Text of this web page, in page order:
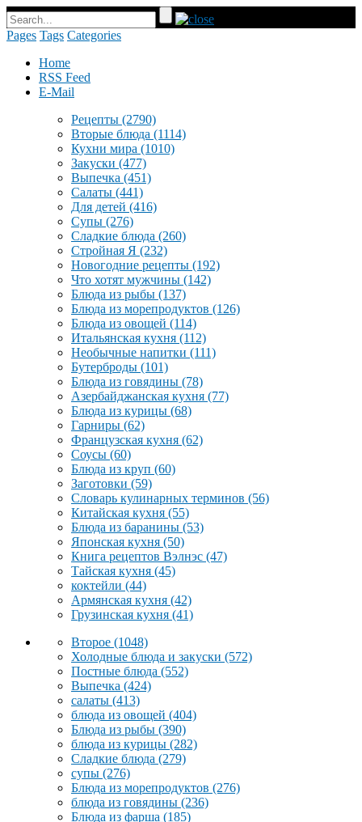
Pages Tags Categories
Home
RSS Feed
E-Mail
Рецепты (2790)
Вторые блюда (1114)
Кухни мира (1010)
Закуски (477)
Выпечка (451)
Салаты (441)
Для детей (416)
Супы (276)
Сладкие блюда (260)
Стройная Я (232)
Новогодние рецепты (192)
Что хотят мужчины (142)
Блюда из рыбы (137)
Блюда из морепродуктов (126)
Блюда из овощей (114)
Итальянская кухня (112)
Необычные напитки (111)
Бутерброды (101)
Блюда из говядины (78)
Азербайджанская кухня (77)
Блюда из курицы (68)
Гарниры (62)
Французская кухня (62)
Соусы (60)
Блюда из круп (60)
Заготовки (59)
Словарь кулинарных терминов (56)
Китайская кухня (55)
Блюда из баранины (53)
Японская кухня (50)
Книга рецептов Вэлнэс (47)
Тайская кухня (45)
коктейли (44)
Армянская кухня (42)
Грузинская кухня (41)
Второе (1048)
Холодные блюда и закуски (572)
Постные блюда (552)
Выпечка (424)
салаты (413)
блюда из овощей (404)
Блюда из рыбы (390)
блюда из курицы (282)
Сладкие блюда (279)
супы (276)
Блюда из морепродуктов (276)
блюда из говядины (236)
Блюда из фарша (185)